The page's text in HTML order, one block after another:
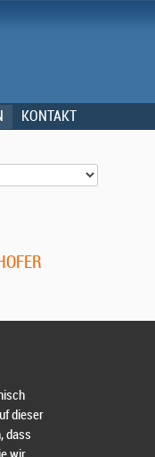
KONTAKT
dieser
dass